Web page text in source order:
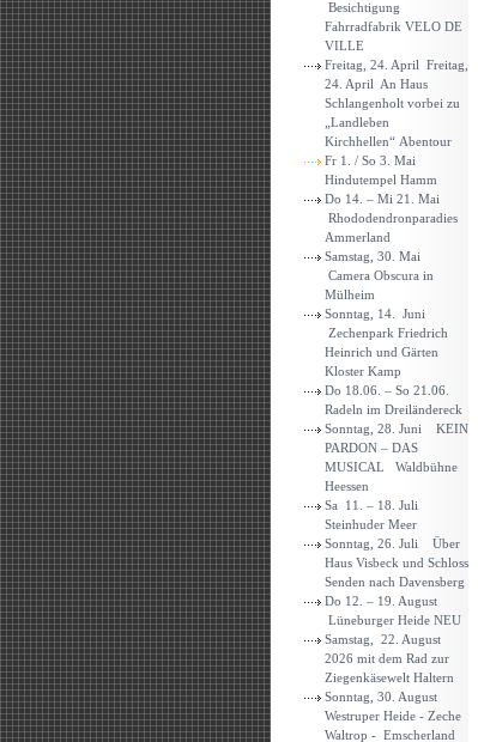
Besichtigung
Fahrradfabrik VELO DE
VILLE
Freitag, 24. April Freitag,
24. April An Haus
Schlangenholt vorbei zu
„Landleben
Kirchhellen“ Abentour
Fr 1. / So 3. Mai
Hindutempel Hamm
Do 14. – Mi 21. Mai
Rhododendronparadies
Ammerland
Samstag, 30. Mai
Camera Obscura in
Mülheim
Sonntag, 14. Juni
Zechenpark Friedrich
Heinrich und Gärten
Kloster Kamp
Do 18.06. – So 21.06.
Radeln im Dreiländereck
Sonntag, 28. Juni KEIN
PARDON – DAS
MUSICAL Waldbühne
Heessen
Sa 11. – 18. Juli
Steinhuder Meer
Sonntag, 26. Juli Über
Haus Visbeck und Schloss
Senden nach Davensberg
Do 12. – 19. August
Lüneburger Heide NEU
Samstag, 22. August
2026 mit dem Rad zur
Ziegenkäsewelt Haltern
Sonntag, 30. August
Westruper Heide - Zeche
Waltrop - Emscherland